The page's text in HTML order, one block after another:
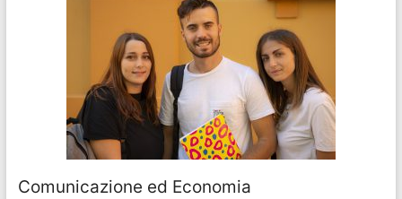
Comunicazione ed Economia